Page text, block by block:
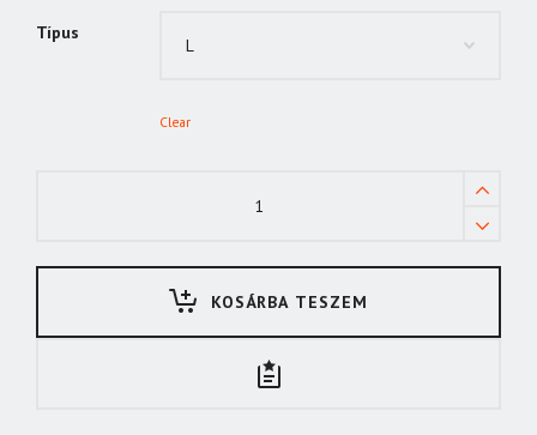
Típus
Clear
KOSÁRBA TESZEM